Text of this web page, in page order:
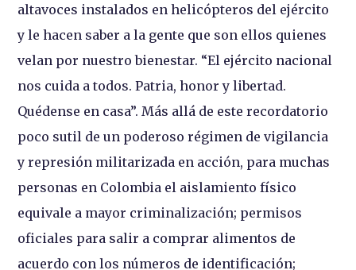
altavoces instalados en helicópteros del ejército
y le hacen saber a la gente que son ellos quienes
velan por nuestro bienestar. “El ejército nacional
nos cuida a todos. Patria, honor y libertad.
Quédense en casa”. Más allá de este recordatorio
poco sutil de un poderoso régimen de vigilancia
y represión militarizada en acción, para muchas
personas en Colombia el aislamiento físico
equivale a mayor criminalización; permisos
oficiales para salir a comprar alimentos de
acuerdo con los números de identificación;